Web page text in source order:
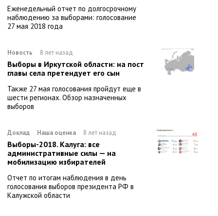
Еженедельный отчет по долгосрочному
наблюдению за выборами: голосование
27 мая 2018 года
Новость 8 лет назад
Выборы в Иркутской области: на пост
главы села претендует его сын
Также 27 мая голосования пройдут еще в
шести регионах. Обзор назначенных
выборов
Доклад Наша оценка 8 лет назад
Выборы-2018. Калуга: все
административные силы — на
мобилизацию избирателей
Отчет по итогам наблюдения в день
голосования выборов президента РФ в
Калужской области